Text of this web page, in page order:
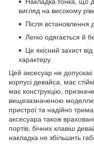
Накладка тонка, що
вигляд на високому
Після встановлення
Легко одягається й
Це якісний захист
характеру.
Цей аксесуар не
корпусі девайса, має
має конструкцію,
вищезазначеною
пристрої та надійно
аксесуара також
портів, бічних клавіш
накладка не збільшить